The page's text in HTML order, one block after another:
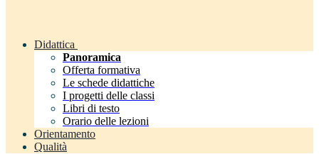
Didattica
Panoramica
Offerta formativa
Le schede didattiche
I progetti delle classi
Libri di testo
Orario delle lezioni
Orientamento
Qualità